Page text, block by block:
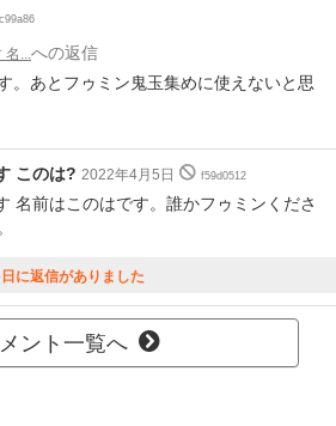
... への返信
。あとフゥミン鬼玉集めに使えないと思
このは? 2022年4月5日 f59d0512
名前はこのはです。誰かフゥミンくださ
に返信がありました
ント一覧へ